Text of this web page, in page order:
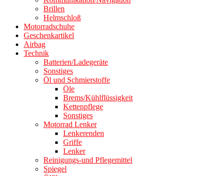
Brillen
Helmschloß
Motorradschuhe
Geschenkartikel
Airbag
Technik
Batterien/Ladegeräte
Sonstiges
Öl und Schmierstoffe
Öle
Brems/Kühlflüssigkeit
Kettenpflege
Sonstiges
Motorrad Lenker
Lenkerenden
Griffe
Lenker
Reinigungs-und Pflegemittel
Spiegel